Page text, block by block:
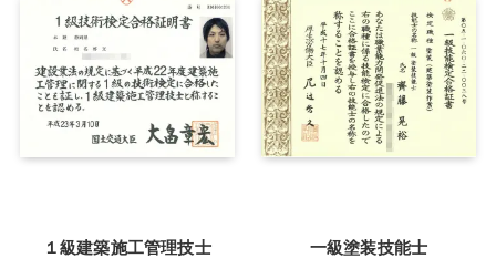
１級建築施工管理技士 一級塗装技能士